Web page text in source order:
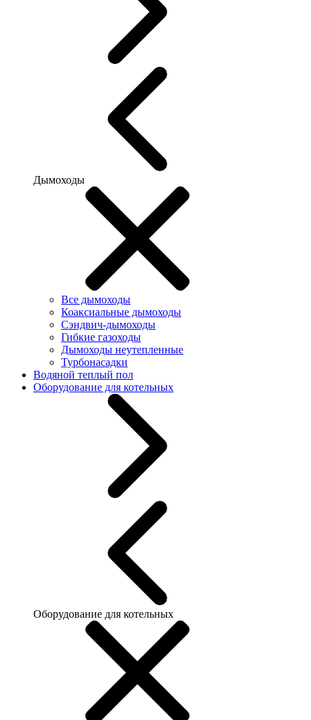
Дымоходы
Все дымоходы
Коаксиальные дымоходы
Сэндвич-дымоходы
Гибкие газоходы
Дымоходы неутепленные
Турбонасадки
Водяной теплый пол
Оборудование для котельных
Оборудование для котельных